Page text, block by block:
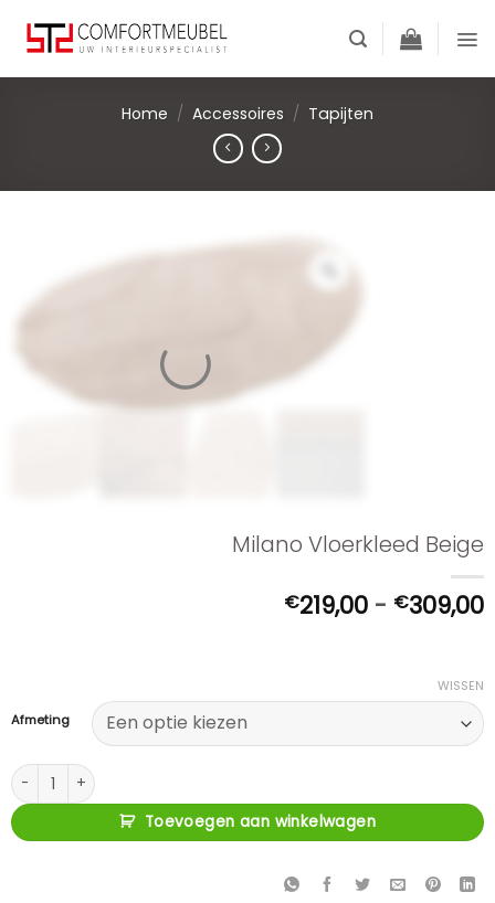
content
Home / Accessoires / Tapijten
Milano Vloerkleed Beige
€219,00 - €309,00
Afmeting
WISSEN
Milano Vloerkleed Beige aantal
Toevoegen aan winkelwagen